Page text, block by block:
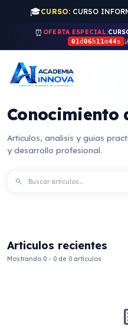
🎓CURSO:CURSO
⏰ OFERTA ESPECIAL:
01d06 h11m44s
Conocimiento
Articulos, analisis y guias
y desarrollo profesional.
search
Articulos recientes
Mostrando 0 - 0 de 0 articulos